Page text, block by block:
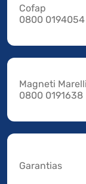
Cofap
0800 0194054
Magneti Marelli
0800 0191638
Garantias